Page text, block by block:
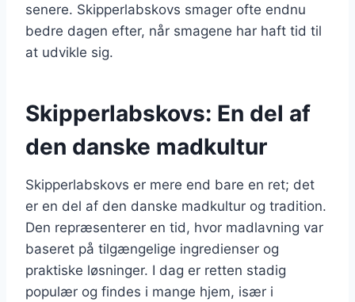
senere. Skipperlabskovs smager ofte endnu
bedre dagen efter, når smagene har haft tid til
at udvikle sig.
Skipperlabskovs: En del af
den danske madkultur
Skipperlabskovs er mere end bare en ret; det
er en del af den danske madkultur og tradition.
Den repræsenterer en tid, hvor madlavning var
baseret på tilgængelige ingredienser og
praktiske løsninger. I dag er retten stadig
populær og findes i mange hjem, især i